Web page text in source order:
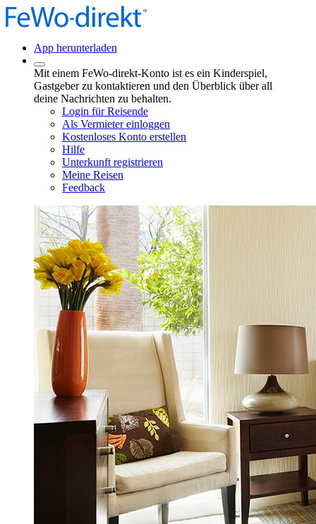
App herunterladen
Mit einem FeWo-direkt-Konto ist es ein Kinderspiel,
Gastgeber zu kontaktieren und den Überblick über all
deine Nachrichten zu behalten.
Login für Reisende
Als Vermieter einloggen
Kostenloses Konto erstellen
Hilfe
Unterkunft registrieren
Meine Reisen
Feedback